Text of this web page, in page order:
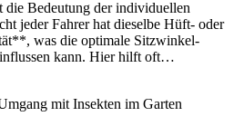
die Bedeutung der individuellen
jeder Fahrer hat dieselbe Hüft- oder
was die optimale Sitzwinkel-
kann. Hier hilft oft…
mit Insekten im Garten